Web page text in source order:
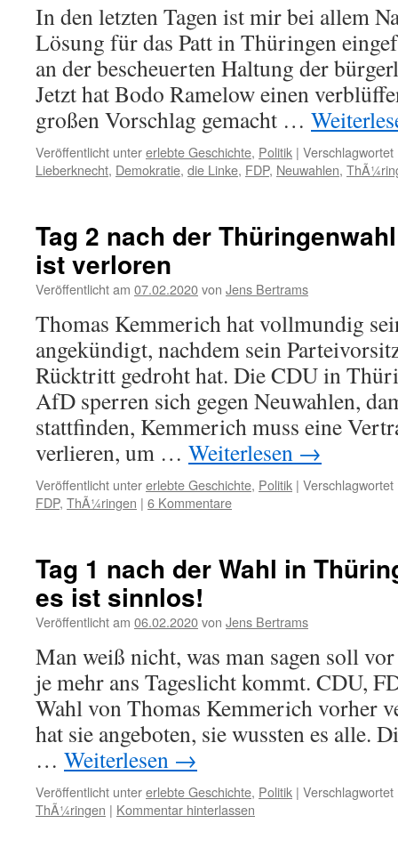
In den letzten Tagen ist mir bei allem
Lösung für das Patt in Thüringen
an der bescheuerten Haltung der
Jetzt hat Bodo Ramelow einen
großen Vorschlag gemacht …
Veröffentlicht untererlebte Geschichte, Politik | Verschlagwortet
Lieberknecht, Demokratie, die Linke, FDP, Neuwahlen,
Tag 2 nach der
ist verloren
Veröffentlicht am 07.02.2020von Jens Bertrams
Thomas Kemmerich hat vollmundig
angekündigt, nachdem sein
Rücktritt gedroht hat. Die CDU in
AfD sperren sich gegen Neuwahlen,
stattfinden, Kemmerich muss eine
verlieren, um … Weiterlesen →
Veröffentlicht untererlebte Geschichte, Politik | Verschlagwortet
FDP, ThÃ¼ringen | 6 Kommentare
Tag 1 nach der Wahl in
es ist sinnlos!
Veröffentlicht am 06.02.2020von Jens Bertrams
Man weiß nicht, was man sagen soll
je mehr ans Tageslicht kommt. CDU,
Wahl von Thomas Kemmerich vorher
hat sie angeboten, sie wussten es alle.
… Weiterlesen →
Veröffentlicht untererlebte Geschichte, Politik | Verschlagwortet
ThÃ¼ringen | Kommentar hinterlassen